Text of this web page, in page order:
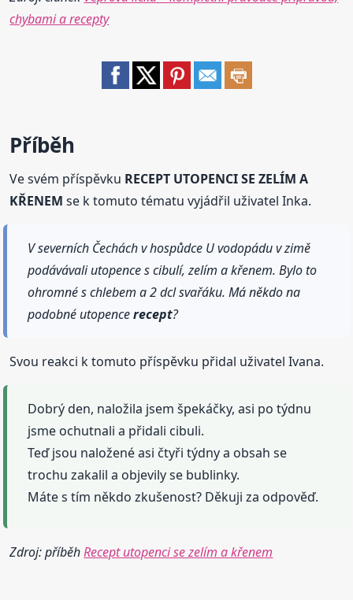
chybami a recepty
Příběh
Ve svém příspěvku RECEPT UTOPENCI SE ZELÍM A
KŘENEM se k tomuto tématu vyjádřil uživatel Inka.
V severních Čechách v hospůdce U vodopádu v zimě
podávávali utopence s cibulí, zelím a křenem. Bylo to
ohromné s chlebem a 2 dcl svařáku. Má někdo na
podobné utopencerecept?
Svou reakci k tomuto příspěvku přidal uživatel Ivana.
Dobrý den, naložila jsem špekáčky, asi po týdnu
jsme ochutnali a přidali cibuli.
Teď jsou naložené asi čtyři týdny a obsah se
trochu zakalil a objevily se bublinky.
Máte s tím někdo zkušenost? Děkuji za odpověď.
Zdroj: příběhRecept utopenci se zelím a křenem